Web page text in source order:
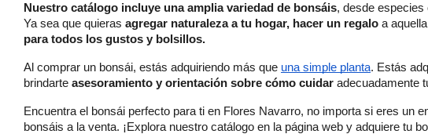
Nuestro catálogo incluye una amplia variedad de bonsáis, desde
Ya sea que quieras agregar naturaleza a tu hogar, hacer un regalo
para todos los gustos y bolsillos.
Al comprar un bonsái, estás adquiriendo más que una simple planta. Estás
brindarte asesoramiento y orientación sobre cómo cuidar adecuadamente
Encuentra el bonsái perfecto para ti en Flores Navarro, no importa si eres un
bonsáis a la venta. ¡Explora nuestro catálogo en la página web y adquiere tu